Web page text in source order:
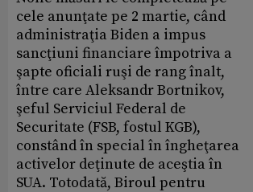
cele anunţate pe 2 martie, când
administraţia Biden a impus
sancţiuni financiare împotriva a
şapte oficiali ruşi de rang înalt,
între care Aleksandr Bortnikov,
şeful Serviciul Federal de
Securitate (FSB, fostul KGB),
constând în special în îngheţarea
activelor deţinute de aceştia în
SUA. Totodată, Biroul pentru